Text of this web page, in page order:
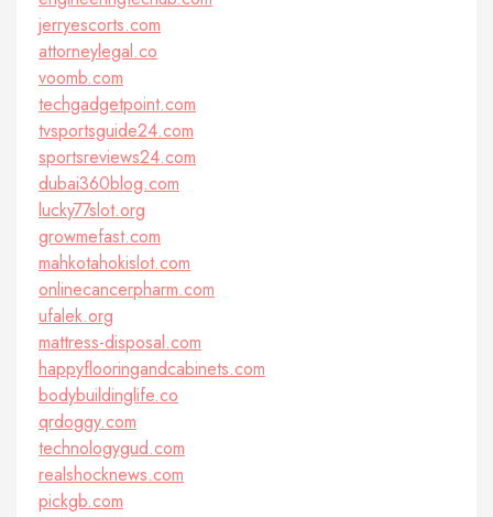
jerryescorts.com
attorneylegal.co
voomb.com
techgadgetpoint.com
tvsportsguide24.com
sportsreviews24.com
dubai360blog.com
lucky77slot.org
growmefast.com
mahkotahokislot.com
onlinecancerpharm.com
ufalek.org
mattress-disposal.com
happyflooringandcabinets.com
bodybuildinglife.co
qrdoggy.com
technologygud.com
realshocknews.com
pickgb.com